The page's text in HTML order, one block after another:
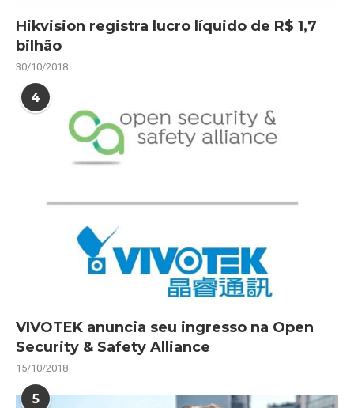
Hikvision registra lucro líquido de R$ 1,7
bilhão
30/10/2018
4
VIVOTEK anuncia seu ingresso na Open
Security & Safety Alliance
15/10/2018
5